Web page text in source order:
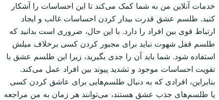
خدمات آنلاین من به شما کمک می‌کند تا این احساسات را آشکار
کنید. طلسم عشق قدرت بیدار کردن احساسات غالب و ایجاد
ارتباط قوی بین افراد را دارد. با این حال، ضروری است بدانید که
طلسم قفل شهوت نباید برای مجبور کردن کسی برخلاف میلش
استفاده شود. شما باید آن را جدی بگیرید، زیرا این طلسم عشق با
تقویت احساسات موجود و تشدید پیوند بین افراد عمل می‌کند.
بنابراین، افرادی که به دنبال طلسم‌هایی برای عاشق کردن کسی
یا طلسم‌های جذب عشق هستند، می‌توانند هر زمان به من مراجعه